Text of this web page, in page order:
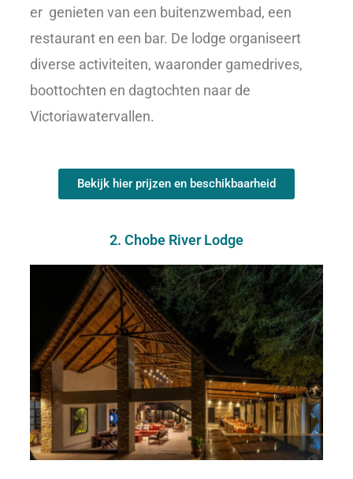
er genieten van een buitenzwembad, een
restaurant en een bar. De lodge organiseert
diverse activiteiten, waaronder gamedrives,
boottochten en dagtochten naar de
Victoriawatervallen.
Bekijk hier prijzen en beschikbaarheid
2. Chobe River Lodge